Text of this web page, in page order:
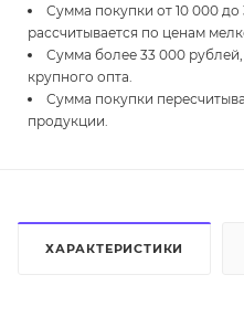
Сумма покупки от 10 000 до
рассчитывается по ценам
Сумма более 33 000 рублей,
крупного опта.
Сумма покупки
продукции.
ХАРАКТЕРИСТИКИ